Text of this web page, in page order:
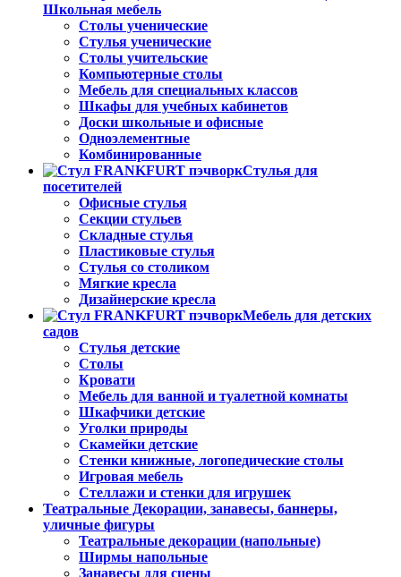
Школьная мебель
Столы ученические
Стулья ученические
Столы учительские
Компьютерные столы
Мебель для специальных классов
Шкафы для учебных кабинетов
Доски школьные и офисные
Одноэлементные
Комбинированные
Стулья для
посетителей
Офисные стулья
Секции стульев
Складные стулья
Пластиковые стулья
Стулья со столиком
Мягкие кресла
Дизайнерские кресла
Мебель для детских
садов
Стулья детские
Столы
Кровати
Мебель для ванной и туалетной комнаты
Шкафчики детские
Уголки природы
Скамейки детские
Стенки книжные, логопедические столы
Игровая мебель
Стеллажи и стенки для игрушек
Театральные Декорации, занавесы, баннеры,
уличные фигуры
Театральные декорации (напольные)
Ширмы напольные
Занавесы для сцены